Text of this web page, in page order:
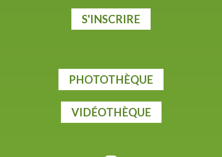
S'INSCRIRE
PHOTOTHÈQUE
VIDÉOTHÈQUE